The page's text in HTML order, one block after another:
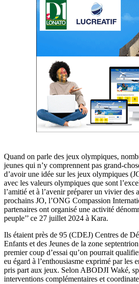
Quand on parle des jeux olympiques,
jeunes qui n’y comprennent pas grand-
d’avoir une idée sur les jeux olympiques
avec les valeurs olympiques que sont
l’amitié et à l’avenir préparer un vivier des
prochains JO, l’ONG Compassion
partenaires ont organisé une activité
peuple’’ ce 27 juillet 2024 à Kara.
Ils étaient près de 95 (CDEJ) Centres de
Enfants et des Jeunes de la zone
premier coup d’essai qu’on pourrait
eu égard à l’enthousiasme exprimé par les
pris part aux jeux. Selon ABODJI Waké,
interventions complémentaires et